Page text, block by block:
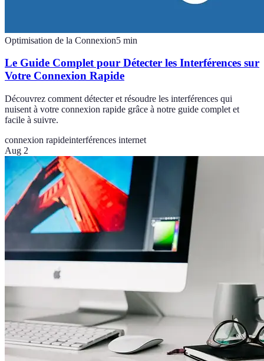
Optimisation de la Connexion5 min
Le Guide Complet pour Détecter les Interférences sur
Votre Connexion Rapide
Découvrez comment détecter et résoudre les interférences qui
nuisent à votre connexion rapide grâce à notre guide complet et
facile à suivre.
connexion rapideinterférences internet
Aug 2